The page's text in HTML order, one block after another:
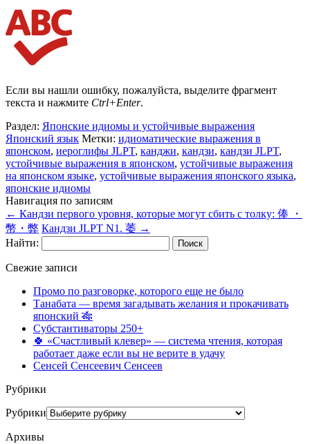
Если вы нашли ошибку, пожалуйста, выделите фрагмент
текста и нажмите Ctrl+Enter.
Раздел: Японские идиомы и устойчивые выражения
Японский язык Метки: идиоматические выражения в
японском, иероглифы JLPT, канджи, кандзи, кандзи JLPT,
устойчивые выражения в японском, устойчивые выражения
на японском языке, устойчивые выражения японского языка,
японские идиомы
Навигация по записям
← Кандзи первого уровня, которые могут сбить с толку: 俸 ・
幣・弊 Кандзи JLPT N1. 萎 →
Найти:
Свежие записи
Промо по разговорке, которого еще не было
Танабата — время загадывать желания и прокачивать
японский 🎋
Субстантиваторы 250+
🍀 «Счастливый клевер» — система чтения, которая
работает даже если вы не верите в удачу
Сенсей Сенсеевич Сенсеев
Рубрики
Рубрики
Архивы